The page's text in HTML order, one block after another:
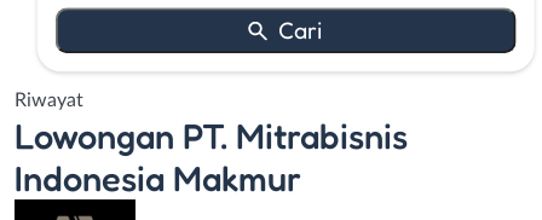
Riwayat
Lowongan PT. Mitrabisnis
Indonesia Makmur